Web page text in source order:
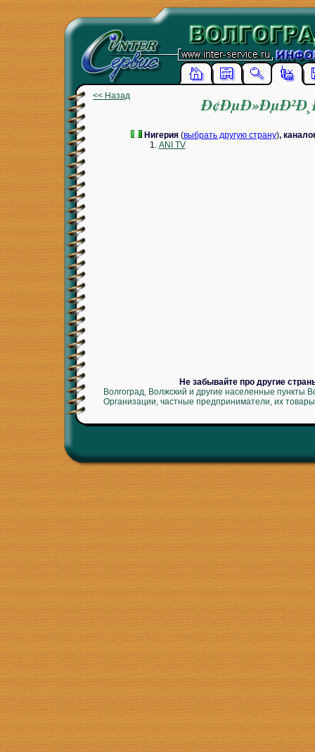
<< Назад
Нигерия(выбрать другую страну),
ANI TV
Не забывайте про другие
Волгоград, Волжский и другие населенные пункты
Организации, частные предприниматели, их